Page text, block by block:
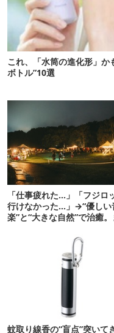
これ、「水筒の進化形」か
ボトル”10選
「仕事疲れた…」「フジロ
行けなかった…」→“優しい
楽”と“大きな自然”で治癒。
蚊取り線香の“盲点”突いて